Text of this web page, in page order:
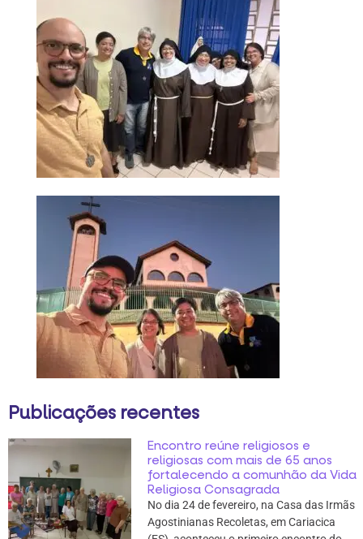
Publicações recentes
Encontro reúne religiosos e
religiosas com mais de 65 anos
fortalecendo a comunhão da Vida
Religiosa Consagrada
No dia 24 de fevereiro, na Casa das Irmãs
Agostinianas Recoletas, em Cariacica